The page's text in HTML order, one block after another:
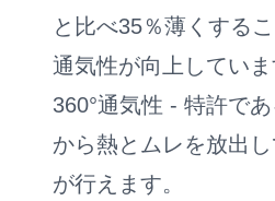
と比べ35％薄くする
通気性が向上していま
360°通気性 - 特許で
から熱とムレを放出
が行えます。